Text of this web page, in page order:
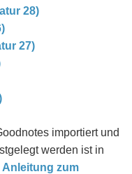
28)
27)
importiert und
werden ist in
Anleitung zum